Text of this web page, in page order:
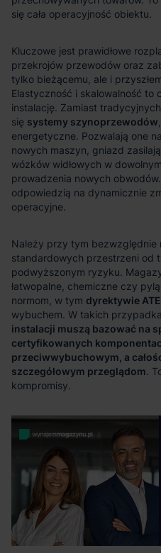
systemy szynoprzewodów
dyrektywie
instalacji muszą bazować na
certyfikowanych
przeciwwybuchowym, a
szczegółowym przeglądom